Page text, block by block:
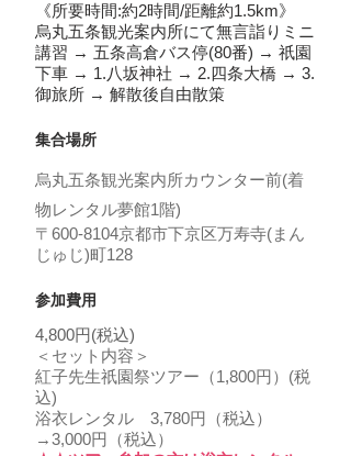
《所要時間:約2時間/距離約1.5km》
烏丸五条観光案内所にて無言詣りミニ
講習 → 五条高倉バス停(80番) → 祇園
下車 → 1.八坂神社 → 2.四条大橋 → 3.
御旅所 → 解散後自由散策
集合場所
烏丸五条観光案内所カウンター前(着
物レンタル夢館1階)
〒600-8104京都市下京区万寿寺(まん
じゅじ)町128
参加費用
4,800円(税込)
＜セット内容＞
紅子先生祇園祭ツアー（1,800円）(税
込)
浴衣レンタル 3,780円（税込）
→3,000円（税込）